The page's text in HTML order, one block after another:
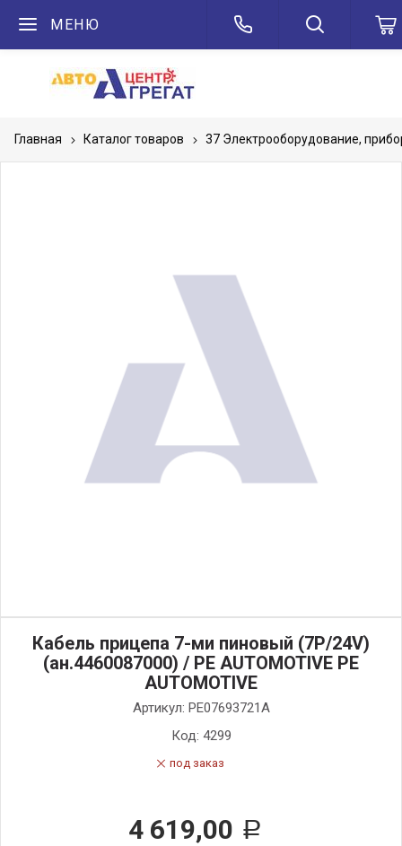
МЕНЮ
Главная Каталог товаров 37 Электрооборудование,
Кабель прицепа 7-ми пиновый (7P/24V)
(ан.4460087000) / PE AUTOMOTIVE PE
AUTOMOTIVE
Артикул: PE07693721A
Код: 4299
под заказ
4 619,00 Р